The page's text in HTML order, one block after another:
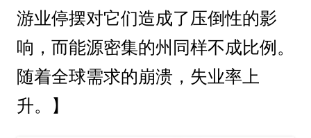
游业停摆对它们造成了压倒性的影
响，而能源密集的州同样不成比例。
随着全球需求的崩溃，失业率上
升。】